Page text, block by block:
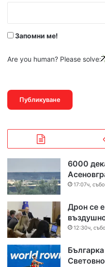
Запомни ме!
Are you human? Please solve:
6000
17:07ч,
Дрон се
12:30ч,